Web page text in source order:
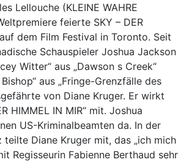
Lellouche (KLEINE WAHRE
feierte SKY – DER
dem Film Festival in Toronto. Seit
Schauspieler Joshua Jackson
Witter“ aus „Dawson s Creek“
aus „Fringe-Grenzfälle des
von Diane Kruger. Er wirkt
HIMMEL IN MIR“ mit. Joshua
US-Kriminalbeamten da. In der
teilte Diane Kruger mit, das „ich mich
Regisseurin Fabienne Berthaud sehr